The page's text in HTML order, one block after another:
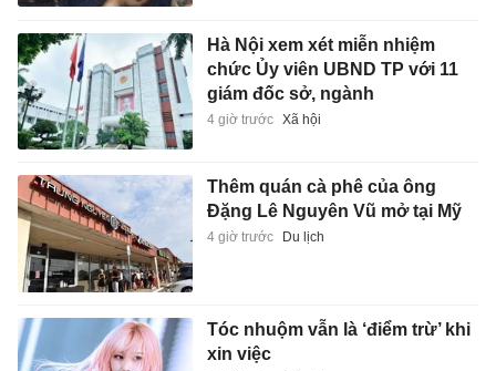
Hà Nội xem xét miễn nhiệm
chức Ủy viên UBND TP với 11
giám đốc sở, ngành
4 giờ trước Xã hội
Thêm quán cà phê của ông
Đặng Lê Nguyên Vũ mở tại Mỹ
4 giờ trước Du lịch
Tóc nhuộm vẫn là ‘điểm trừ’ khi
xin việc